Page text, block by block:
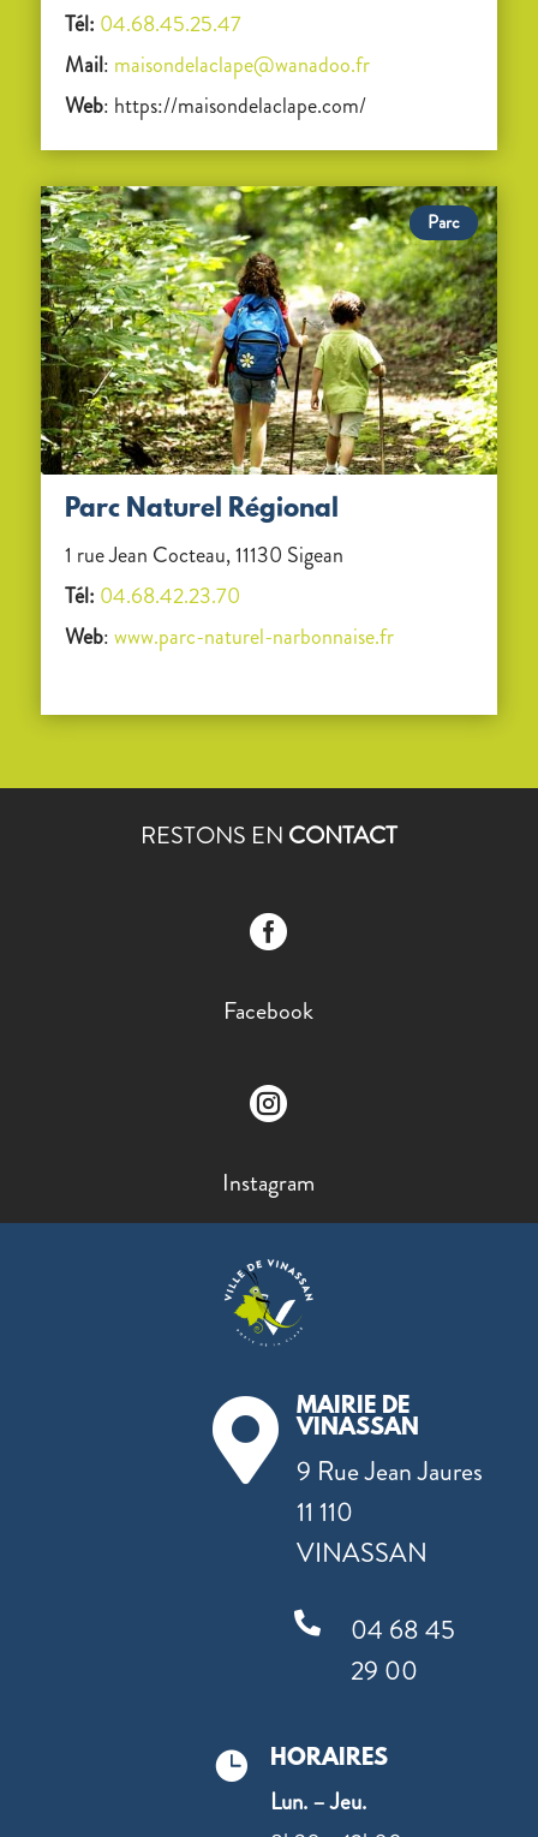
Tél: 04.68.45.25.47
Mail: maisondelaclape@wanadoo.fr
Web: https://maisondelaclape.com/
Parc
Parc Naturel Régional
1 rue Jean Cocteau, 11130 Sigean
Tél: 04.68.42.23.70
Web:www.parc-naturel-narbonnaise.fr
RESTONS EN CONTACT

Facebook

Instagram

MAIRIE DE
VINASSAN
9 Rue Jean Jaures
11 110
VINASSAN

04 68 45
29 00
 HORAIRES
Lun. – Jeu.